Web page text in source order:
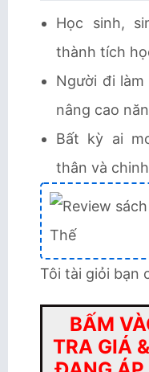
Học sinh,
thành tích
Người đi
nâng cao
Bất kỳ ai
thân và
Tôi tài giỏi bạn
BẤM
TRA GIÁ